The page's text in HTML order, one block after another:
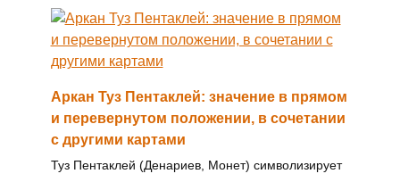
Аркан Туз Пентаклей: значение в прямом
и перевернутом положении, в сочетании
с другими картами
Туз Пентаклей (Денариев, Монет) символизирует